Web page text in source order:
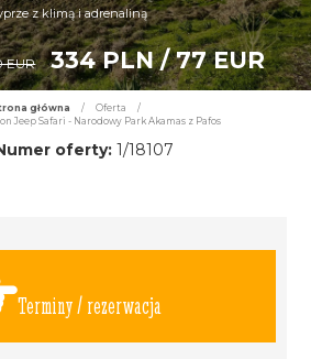
z klimą i adrenaliną
EUR 334 PLN / 77 EUR
główna / Oferta
/
Jeep Safari - Narodowy Park Akamas z Pafos
oferty:1/18107
Terminy / rezerwacja